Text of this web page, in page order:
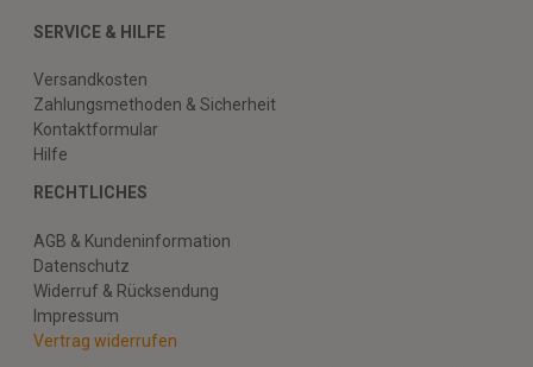
SERVICE & HILFE
Versandkosten
Zahlungsmethoden & Sicherheit
Kontaktformular
Hilfe
RECHTLICHES
AGB & Kundeninformation
Datenschutz
Widerruf & Rücksendung
Impressum
Vertrag widerrufen